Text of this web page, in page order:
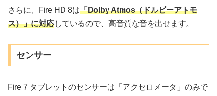
さらに、Fire HD 8は「Dolby Atmos（ドルビーアトモ
ス）」に対応しているので、高音質な音を出せます。
センサー
Fire 7 タブレットのセンサーは「アクセロメータ」のみで